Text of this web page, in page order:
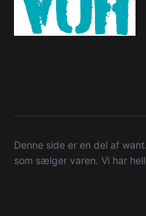
Denne side er en del af
som sælger varen. Vi har